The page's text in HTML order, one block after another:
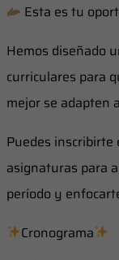
Esta es tu
Hemos diseñado
curriculares para
mejor se adapten
Puedes inscribirte
asignaturas para
período y
Cronograma